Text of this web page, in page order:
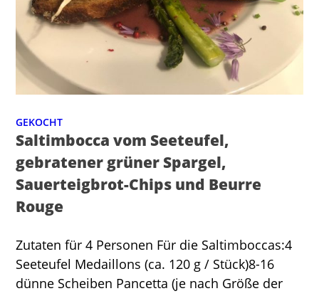
GEKOCHT
Saltimbocca vom Seeteufel,
gebratener grüner Spargel,
Sauerteigbrot-Chips und Beurre
Rouge
Zutaten für 4 Personen Für die Saltimboccas:4
Seeteufel Medaillons (ca. 120 g / Stück)8-16
dünne Scheiben Pancetta (je nach Größe der